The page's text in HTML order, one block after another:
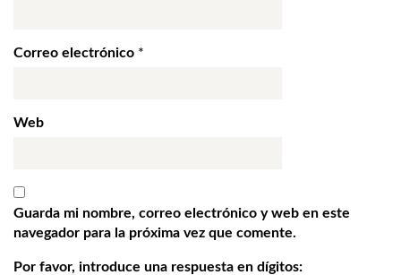
Correo electrónico *
Web
Guarda mi nombre, correo electrónico y web en este
navegador para la próxima vez que comente.
Por favor, introduce una respuesta en dígitos: